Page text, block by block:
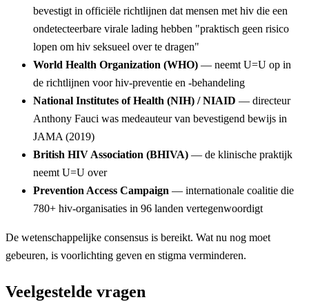
bevestigt in officiële richtlijnen dat mensen met hiv die een
ondetecteerbare virale lading hebben "praktisch geen risico
lopen om hiv seksueel over te dragen"
World Health Organization (WHO) — neemt U=U op in
de richtlijnen voor hiv-preventie en -behandeling
National Institutes of Health (NIH) / NIAID — directeur
Anthony Fauci was medeauteur van bevestigend bewijs in
JAMA (2019)
British HIV Association (BHIVA) — de klinische praktijk
neemt U=U over
Prevention Access Campaign — internationale coalitie die
780+ hiv-organisaties in 96 landen vertegenwoordigt
De wetenschappelijke consensus is bereikt. Wat nu nog moet
gebeuren, is voorlichting geven en stigma verminderen.
Veelgestelde vragen